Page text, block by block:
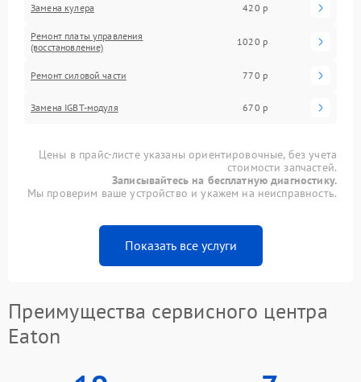
Замена кулера 420 р
Ремонт платы управления
(восстановление)
1020 р
Ремонт силовой части 770 р
Замена IGBT-модуля 670 р
Цены в прайс-листе указаны ориентировочные, без учета
стоимости запчастей.
Записывайтесь на бесплатную диагностику.
Мы проверим ваше устройство и укажем на неисправность.
Показать все услуги
Преимущества сервисного центра
Eaton